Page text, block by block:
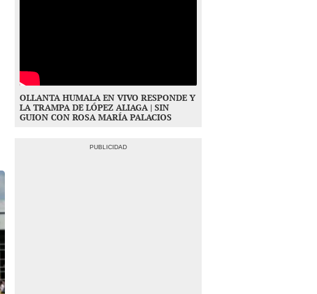
OLLANTA HUMALA EN VIVO RESPONDE Y
LA TRAMPA DE LÓPEZ ALIAGA | SIN
GUION CON ROSA MARÍA PALACIOS